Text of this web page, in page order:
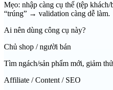
Mẹo: nhập càng cụ thể (tệp
“trúng” → validation càng dễ làm.
Ai nên dùng công cụ này?
Chủ shop / người bán
Tìm ngách/sản phẩm mới, giảm
Affiliate / Content / SEO